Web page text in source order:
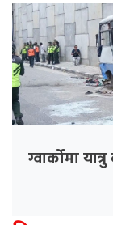
ग्वार्कोमा